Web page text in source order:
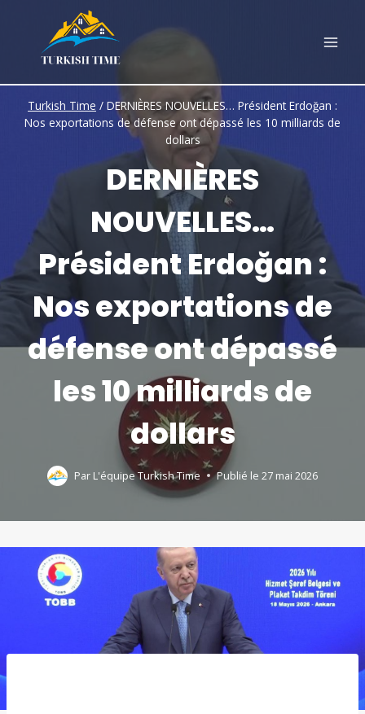
content
Turkish Time / DERNIÈRES NOUVELLES… Président Erdoğan :
Nos exportations de défense ont dépassé les 10 milliards de
dollars
DERNIÈRES
NOUVELLES…
Président Erdoğan :
Nos exportations de
défense ont dépassé
les 10 milliards de
dollars
Par L'équipe Turkish Time Publié le 27 mai 2026